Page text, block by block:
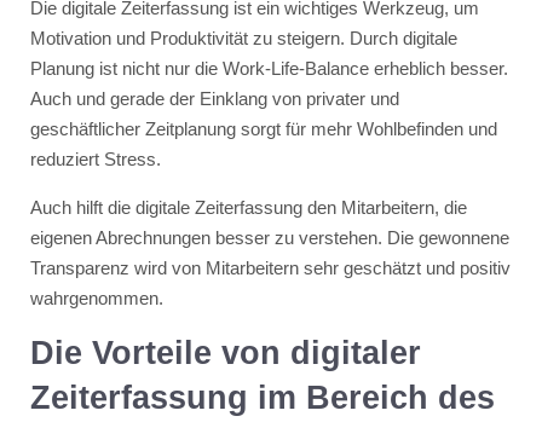
Die digitale Zeiterfassung ist ein wichtiges Werkzeug, um
Motivation und Produktivität zu steigern. Durch digitale
Planung ist nicht nur die Work-Life-Balance erheblich besser.
Auch und gerade der Einklang von privater und
geschäftlicher Zeitplanung sorgt für mehr Wohlbefinden und
reduziert Stress.
Auch hilft die digitale Zeiterfassung den Mitarbeitern, die
eigenen Abrechnungen besser zu verstehen. Die gewonnene
Transparenz wird von Mitarbeitern sehr geschätzt und positiv
wahrgenommen.
Die Vorteile von digitaler
Zeiterfassung im Bereich des